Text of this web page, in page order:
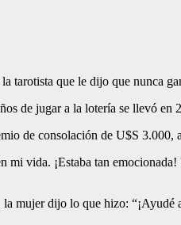
tarotista que le dijo que nunca
de jugar a la lotería se llevó
de consolación de U$S 3.000,
mi vida. ¡Estaba tan emocionada!
mujer dijo lo que hizo: